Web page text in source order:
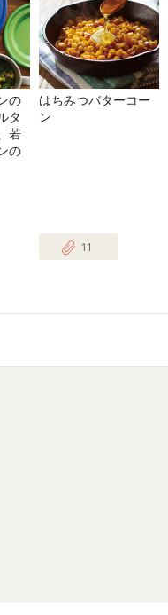
の
タ
若
の
はちみつバターコー
ン
11